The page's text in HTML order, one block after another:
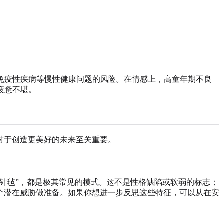
性疾病等慢性健康问题的风险。在情感上，高童年期不良
不堪。
创造更美好的未来至关重要。
”，都是极其常见的模式。这不是性格缺陷或软弱的标志；
在威胁做准备。如果你想进一步反思这些特征，可以从在安